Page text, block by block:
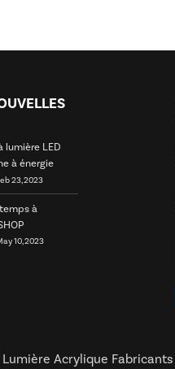
lumière LED
à énergie
23, 2023
à
10, 2023
Acrylique Fabricants